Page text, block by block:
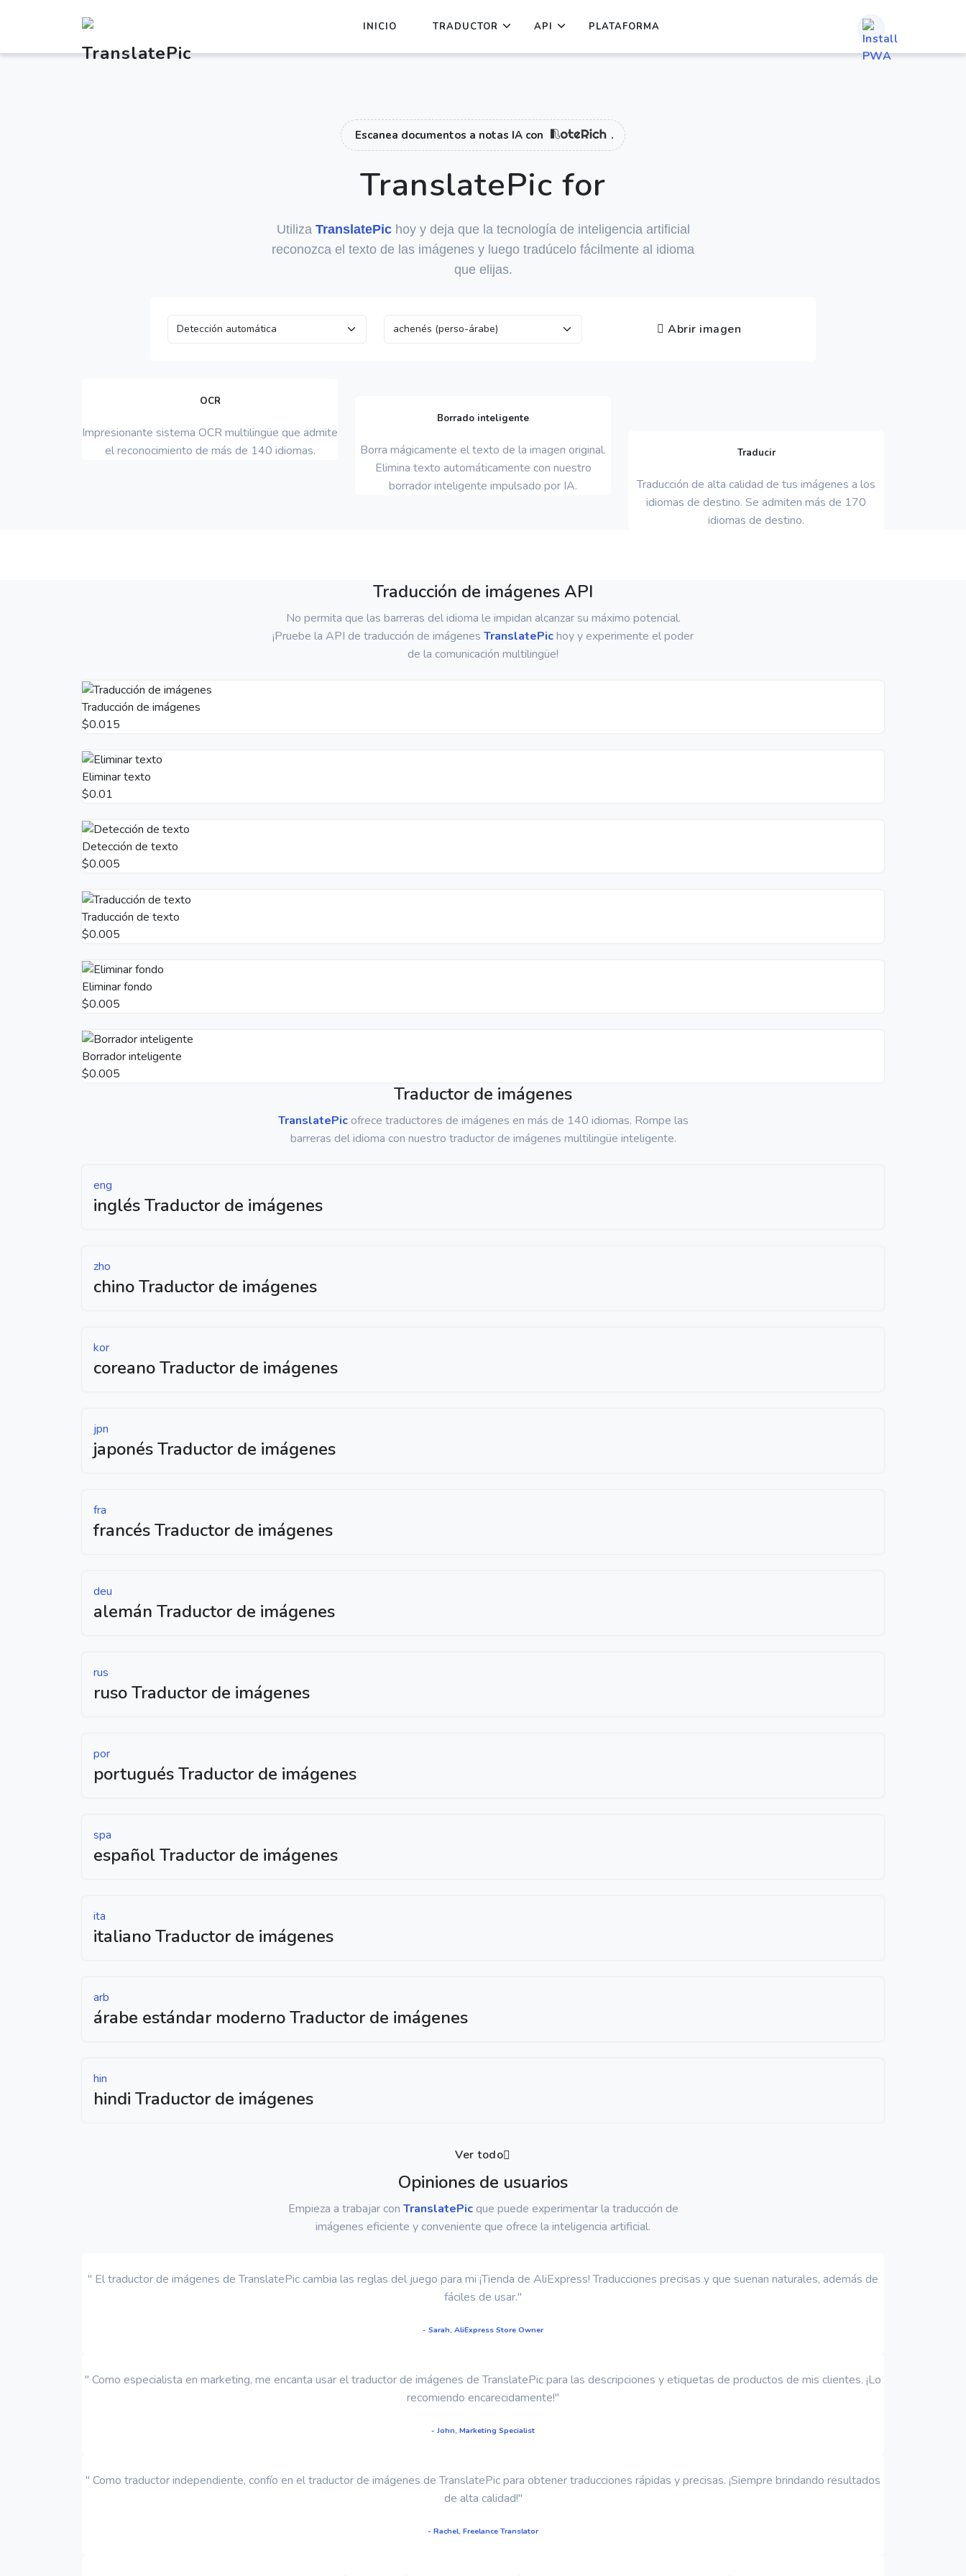
INICIO TRADUCTOR API PLATAFORMA
Escanea documentos a notas IA con .
TranslatePic for
Utiliza TranslatePichoy y deja que la tecnología de inteligencia artificial
reconozca el texto de las imágenes y luego tradúcelo fácilmente al idioma
que elijas.
Abrir imagen
OCR
Impresionante sistema OCR multilingüe que admite
el reconocimiento de más de 140 idiomas.
Borrado inteligente
Borra mágicamente el texto de la imagen original.
Elimina texto automáticamente con nuestro
borrador inteligente impulsado por IA.
Traducir
Traducción de alta calidad de tus imágenes a los
idiomas de destino. Se admiten más de 170
idiomas de destino.
Traducción de imágenes API
No permita que las barreras del idioma le impidan alcanzar su máximo potencial.
¡Pruebe la API de traducción de imágenes TranslatePichoy y experimente el poder
de la comunicación multilingüe!
Traducción de imágenes
$0.015
Eliminar texto
$0.01
Detección de texto
$0.005
Traducción de texto
$0.005
Eliminar fondo
$0.005
Borrador inteligente
$0.005
Traductor de imágenes
TranslatePicofrece traductores de imágenes en más de 140 idiomas. Rompe las
barreras del idioma con nuestro traductor de imágenes multilingüe inteligente.
eng
inglés Traductor de imágenes
zho
chino Traductor de imágenes
kor
coreano Traductor de imágenes
jpn
japonés Traductor de imágenes
fra
francés Traductor de imágenes
deu
alemán Traductor de imágenes
rus
ruso Traductor de imágenes
por
portugués Traductor de imágenes
spa
español Traductor de imágenes
ita
italiano Traductor de imágenes
arb
árabe estándar moderno Traductor de imágenes
hin
hindi Traductor de imágenes
Ver todo
Opiniones de usuarios
Empieza a trabajar con TranslatePicque puede experimentar la traducción de
imágenes eficiente y conveniente que ofrece la inteligencia artificial.
" El traductor de imágenes de TranslatePic cambia las reglas del juego para mi ¡Tienda de AliExpress! Traducciones precisas y que suenan naturales, además de
fáciles de usar."
- Sarah, AliExpress Store Owner
" Como especialista en marketing, me encanta usar el traductor de imágenes de TranslatePic para las descripciones y etiquetas de productos de mis clientes. ¡Lo
recomiendo encarecidamente!"
- John, Marketing Specialist
" Como traductor independiente, confío en el traductor de imágenes de TranslatePic para obtener traducciones rápidas y precisas. ¡Siempre brindando resultados
de alta calidad!"
- Rachel, Freelance Translator